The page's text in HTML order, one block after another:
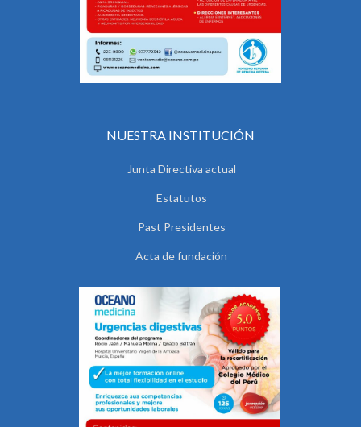
NUESTRA INSTITUCIÓN
Junta Directiva actual
Estatutos
Past Presidentes
Acta de fundación